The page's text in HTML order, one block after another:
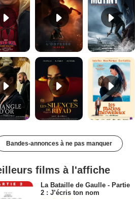
Les Silences de Riyad Bande-annonce VO STFR Les Matins merveilleux Bande-annonce VF
Bandes-annonces à ne pas manquer
films à l'affiche
La Bataille de Gaulle - Partie
2 : J’écris ton nom